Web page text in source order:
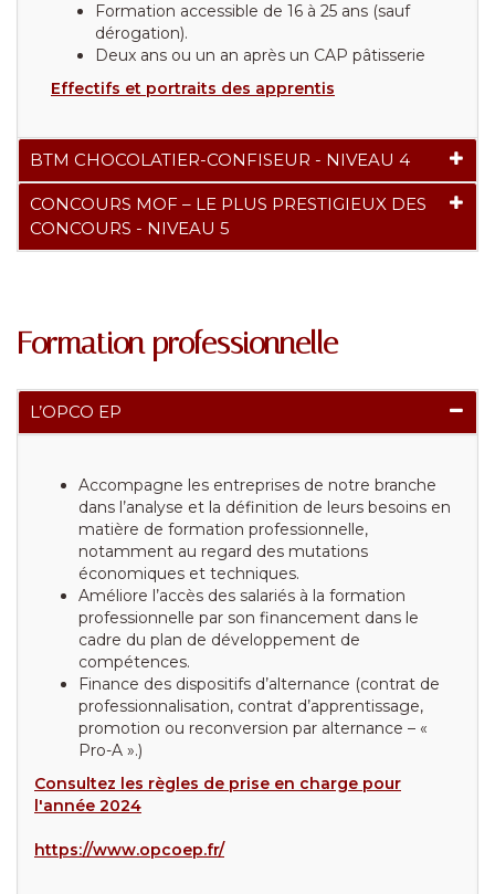
Formation accessible de 16 à 25 ans (sauf
dérogation).
Deux ans ou un an après un CAP pâtisserie
Effectifs et portraits des apprentis
BTM CHOCOLATIER-CONFISEUR - NIVEAU 4
CONCOURS MOF – LE PLUS PRESTIGIEUX DES
CONCOURS - NIVEAU 5
Formation professionnelle
L’OPCO EP
Accompagne les entreprises de notre branche
dans l’analyse et la définition de leurs besoins en
matière de formation professionnelle,
notamment au regard des mutations
économiques et techniques.
Améliore l’accès des salariés à la formation
professionnelle par son financement dans le
cadre du plan de développement de
compétences.
Finance des dispositifs d’alternance (contrat de
professionnalisation, contrat d’apprentissage,
promotion ou reconversion par alternance – «
Pro-A ».)
Consultez les règles de prise en charge pour
l'année 2024
https://www.opcoep.fr/